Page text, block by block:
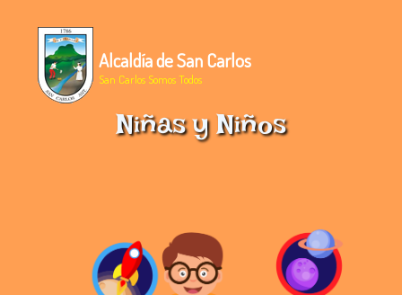
Alcaldía de San Carlos
San Carlos Somos Todos
Niñas y Niños